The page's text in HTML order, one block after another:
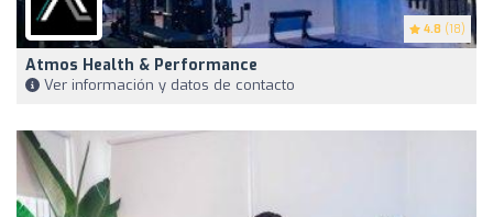
4.8 (18)
Atmos Health & Performance
Ver información y datos de contacto